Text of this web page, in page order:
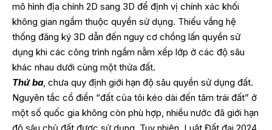
mô hình địa chính 2D sang 3D để định vị chính xác khối
không gian ngầm thuộc quyền sử dụng. Thiếu vắng hệ
thống đăng ký 3D dẫn đến nguy cơ chồng lấn quyền sử
dụng khi các công trình ngầm nằm xếp lớp ở các độ sâu
khác nhau dưới cùng một thửa đất.
Thứ ba, chưa quy định giới hạn độ sâu quyền sử dụng đất.
Nguyên tắc cổ điển “đất của tôi kéo dài đến tâm trái đất” ở
một số quốc gia không còn phù hợp, nhiều nước đã giới hạn